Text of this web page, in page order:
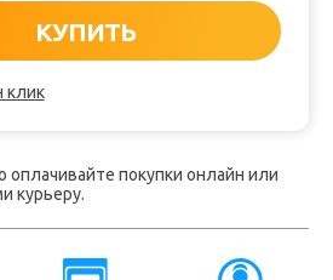
КУПИТЬ
клик
оплачивайте покупки онлайн или
курьеру.